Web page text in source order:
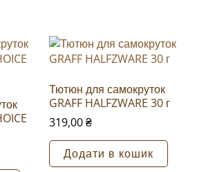
Тютюн для самокруток
GRAFF HALFZWARE 30 г
319,00₴
Додати в кошик